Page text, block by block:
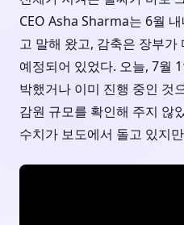
CEO Asha Sharma는 6월
고 말해 왔고, 감축은 장부
예정되어 있었다. 오늘, 7월
박했거나 이미 진행 중인
감원 규모를 확인해 주지 않
수치가 보도에서 돌고 있지